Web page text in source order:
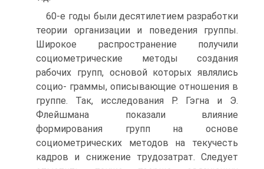
60-е годы были десятилетием разработки
теории организации и поведения группы.
Широкое распространение получили
социометрические методы создания
рабочих групп, основой которых являлись
социо- граммы, описывающие отношения в
группе. Так, исследования Р. Гэгна и Э.
Флейшмана показали влияние
формирования групп на основе
социометрических методов на текучесть
кадров и снижение трудозатрат. Следует